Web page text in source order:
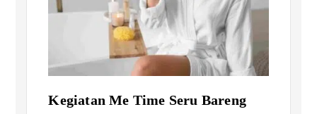
Kegiatan Me Time Seru Bareng